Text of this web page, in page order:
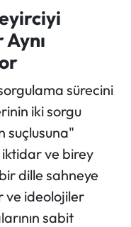
sürecini
iki sorgu
suçlusuna"
ve birey
dille sahneye
ve ideolojiler
sabit